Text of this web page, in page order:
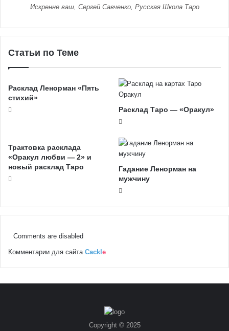
Искренне ваш, Сергей Савченко, Русская Школа Таро
Статьи по Теме
Расклад Ленорман «Пять
стихий»
Расклад Таро — «Оракул»
Трактовка расклада
«Оракул любви — 2» и
новый расклад Таро
Гадание Ленорман на
мужчину
Comments are disabled
Комментарии для сайта Cackle
Copyright © 2025